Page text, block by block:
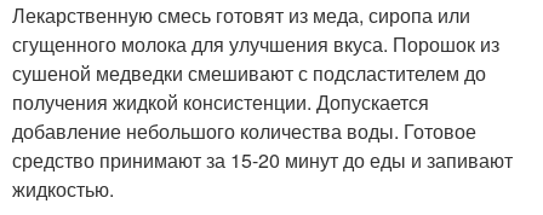
Лекарственную смесь готовят из меда, сиропа или
сгущенного молока для улучшения вкуса. Порошок из
сушеной медведки смешивают с подсластителем до
получения жидкой консистенции. Допускается
добавление небольшого количества воды. Готовое
средство принимают за 15-20 минут до еды и запивают
жидкостью.